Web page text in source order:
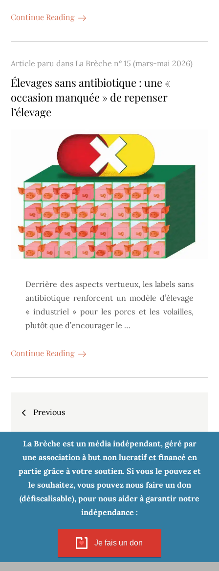
Continue Reading
Article paru dans La Brèche n° 15 (mars-mai 2026)
Élevages sans antibiotique : une «
occasion manquée » de repenser
l’élevage
Derrière des aspects vertueux, les labels sans
antibiotique renforcent un modèle d’élevage
« industriel » pour les porcs et les volailles,
plutôt que d’encourager le …
Continue Reading
Navigation
des
articles
Previous
La Brèche est un média indépendant, géré par
une association à but non lucratif et financé en
partie grâce à votre soutien. Si vous le pouvez et
le souhaitez, vous pouvez nous faire un don
(défiscalisable), pour nous aider à garantir notre
indépendance :
Je fais un don